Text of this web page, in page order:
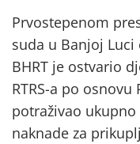
Prvostepenom
suda u Banjoj
BHRT je ostvario
RTRS-a po osnovu
potraživao
naknade za